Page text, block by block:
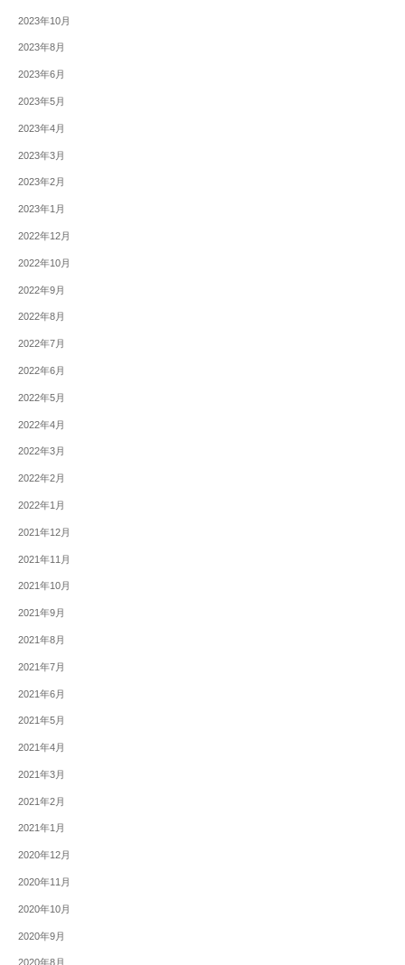
2023年10月
2023年8月
2023年6月
2023年5月
2023年4月
2023年3月
2023年2月
2023年1月
2022年12月
2022年10月
2022年9月
2022年8月
2022年7月
2022年6月
2022年5月
2022年4月
2022年3月
2022年2月
2022年1月
2021年12月
2021年11月
2021年10月
2021年9月
2021年8月
2021年7月
2021年6月
2021年5月
2021年4月
2021年3月
2021年2月
2021年1月
2020年12月
2020年11月
2020年10月
2020年9月
2020年8月